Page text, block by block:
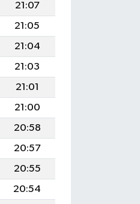
21:07
21:05
21:04
21:03
21:01
21:00
20:58
20:57
20:55
20:54